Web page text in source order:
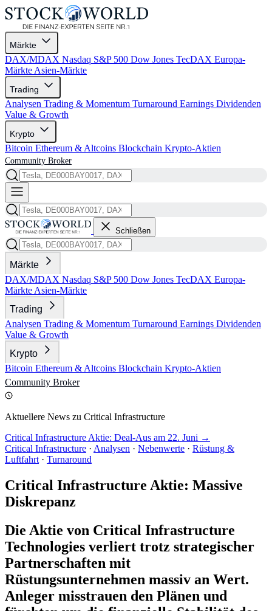
Märkte
DAX/MDAX Nasdaq S&P 500 Dow Jones TecDAX Europa-
Märkte Asien-Märkte
Trading
Analysen Trading & Momentum Turnaround Earnings Dividenden
Value & Growth
Krypto
Bitcoin Ethereum & Altcoins Blockchain Krypto-Aktien
Community Broker
Schließen
Märkte
DAX/MDAX Nasdaq S&P 500 Dow Jones TecDAX Europa-
Märkte Asien-Märkte
Trading
Analysen Trading & Momentum Turnaround Earnings Dividenden
Value & Growth
Krypto
Bitcoin Ethereum & Altcoins Blockchain Krypto-Aktien
Community Broker
Aktuellere News zu Critical Infrastructure
Critical Infrastructure Aktie: Deal-Aus am 22. Juni →
Critical Infrastructure · Analysen · Nebenwerte · Rüstung &
Luftfahrt · Turnaround
Critical Infrastructure Aktie: Massive
Diskrepanz
Die Aktie von Critical Infrastructure
Technologies verliert trotz strategischer
Partnerschaften mit
Rüstungsunternehmen massiv an Wert.
Anleger misstrauen den Plänen und